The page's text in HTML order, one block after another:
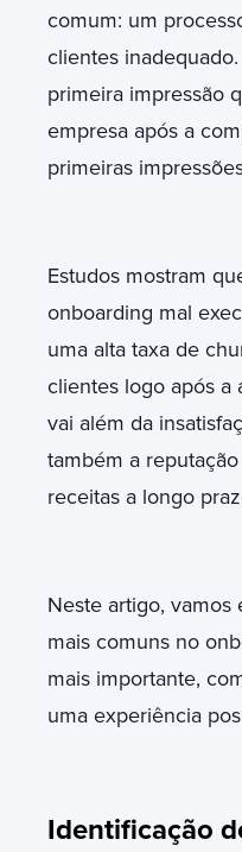
comum: um
clientes
primeira impressão
empresa após a
primeiras
Estudos mostram
onboarding mal
uma alta taxa de
clientes logo após a
vai além da
também a
receitas a longo
Neste artigo, vamos
mais comuns no
mais importante,
uma experiência
Identificação